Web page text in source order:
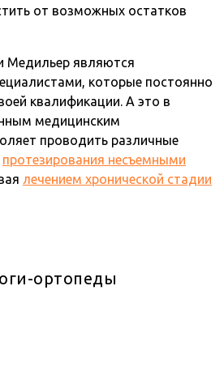
от возможных остатков
Медильер являются
которые постоянно
квалификации. А это в
медицинским
проводить различные
протезирования несъемными
лечением хронической стадии
ортопеды